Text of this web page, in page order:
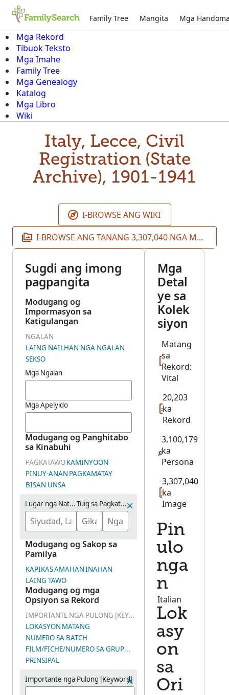
Family Tree Mangita Mga
Mga Rekord
Tibuok Teksto
Mga Imahe
Family Tree
Mga Genealogy
Katalog
Mga Libro
Wiki
Italy, Lecce, Civil
Registration (State
Archive), 1901-1941
I-BROWSE ANG WIKI
I-BROWSE ANG TANANG 3,307,040 NGA MGA IMAHE
Sugdi ang imong
pagpangita
Modugang og
Impormasyon sa
Katigulangan
NGALAN
LAING NAILHAN NGA NGALAN
SEKSO
Mga Ngalan
Mga Apelyido
Modugang og Panghitabo
sa Kinabuhi
PAGKATAWOKAMINYOON
PINUY-ANAN PAGKAMATAY
BISAN UNSA
Lugar nga NatawhanTuig sa Pagkatawo (Bana-bana)
Modugang og Sakop sa
Pamilya
KAPIKASAMAHANINAHAN
LAING TAWO
Modugang og mga
Opsiyon sa Rekord
IMPORTANTE NGA PULONG [KEYWORD]
LOKASYON MATANG
NUMERO SA BATCH
FILM/FICHE/NUMERO SA GRUPO SA IMAHE (DGS)
PRINSIPAL
Importante nga Pulong [Keyword]
Mga
Detal
ye sa
Kolek
siyon
Matang
sa
Rekord:
Vital
20,203
ka
Rekord
3,100,179
ka
Persona
3,307,040
ka
Image
Pin
ulo
nga
n
Italian
Lok
asy
on
sa
Ori